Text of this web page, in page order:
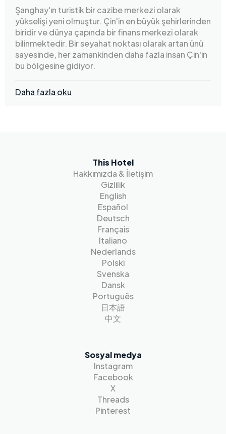
Şanghay'ın turistik bir cazibe merkezi olarak
yükselişi yeni olmuştur. Çin'in en büyük şehirlerinden
biridir ve dünya çapında bir finans merkezi olarak
bilinmektedir. Bir seyahat noktası olarak artan ünü
sayesinde, her zamankinden daha fazla insan Çin'in
bu bölgesine gidiyor.
Daha fazla oku
This Hotel
Hakkımızda & İletişim
Gizlilik
English
Español
Deutsch
Français
Italiano
Nederlands
Polski
Svenska
Dansk
Português
日本語
中文
Sosyal medya
Instagram
Facebook
X
Threads
Pinterest